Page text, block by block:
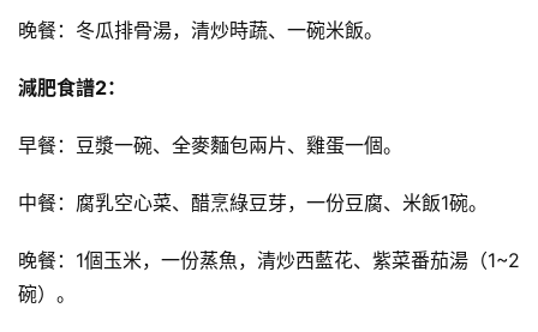
健
視
晚餐：冬瓜排骨湯，清炒時蔬、一碗米飯。
減肥食譜2：
早餐：豆漿一碗、全麥麵包兩片、雞蛋一個。
中餐：腐乳空心菜、醋烹綠豆芽，一份豆腐、米飯1碗。
晚餐：1個玉米，一份蒸魚，清炒西藍花、紫菜番茄湯（1~2
碗）。